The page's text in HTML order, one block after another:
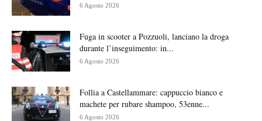
6 Agosto 2026
Fuga in scooter a Pozzuoli, lanciano la droga
durante l’inseguimento: in...
6 Agosto 2026
Follia a Castellammare: cappuccio bianco e
machete per rubare shampoo, 53enne...
6 Agosto 2026